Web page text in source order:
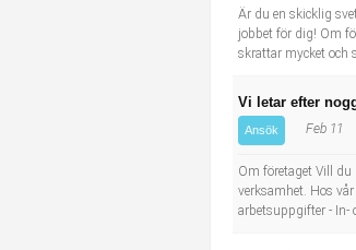
Är du en skicklig
jobbet för dig! Om
skrattar mycket och
Vi letar efter
Ansök Feb 11
Om företaget Vill
verksamhet. Hos
arbetsuppgifter - In-